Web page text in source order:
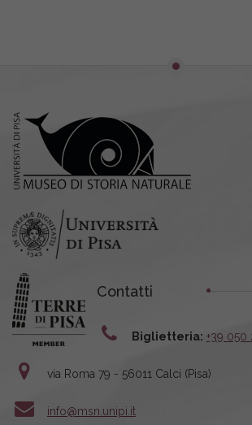
Contatti
Biglietteria: +39 050
via Roma 79 - 56011 Calci (Pisa)
info@msn.unipi.it